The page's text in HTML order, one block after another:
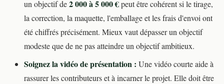
un objectif de2 000 à 5 000 €peut être cohérent si le tirage,
la correction, la maquette, l'emballage et les frais d'envoi ont
été chiffrés précisément. Mieux vaut dépasser un objectif
modeste que de ne pas atteindre un objectif ambitieux.
Soignez la vidéo de présentation : Une vidéo courte aide à
rassurer les contributeurs et à incarner le projet. Elle doit être